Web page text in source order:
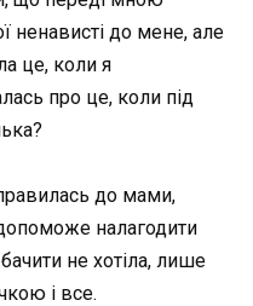
ненависті до мене, але
це, коли я
про це, коли під
до мами,
налагодити
не хотіла, лише
і все.